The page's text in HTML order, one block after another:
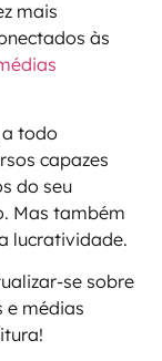
mais
às
todo
capazes
do seu
Mas também
lucratividade.
se sobre
e médias